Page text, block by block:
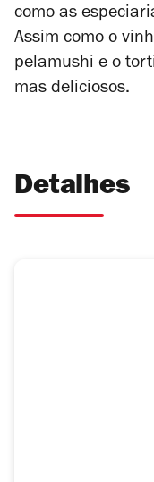
como as
Assim como o
pelamushi e o
mas deliciosos.
Detalhes